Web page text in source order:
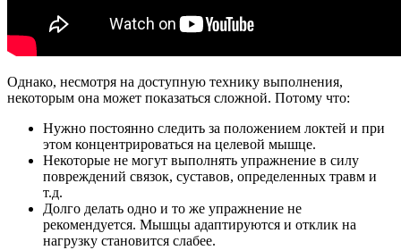
Однако, несмотря на доступную технику выполнения,
некоторым она может показаться сложной. Потому что:
Нужно постоянно следить за положением локтей и при
этом концентрироваться на целевой мышце.
Некоторые не могут выполнять упражнение в силу
повреждений связок, суставов, определенных травм и
т.д.
Долго делать одно и то же упражнение не
рекомендуется. Мышцы адаптируются и отклик на
нагрузку становится слабее.